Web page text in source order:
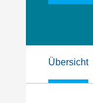
Druckfarben
Übersicht